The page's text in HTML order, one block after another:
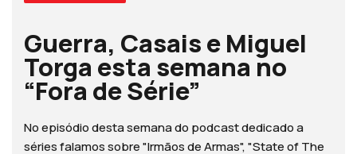
Guerra, Casais e Miguel
Torga esta semana no
“Fora de Série”
No episódio desta semana do podcast dedicado a
séries falamos sobre "Irmãos de Armas", "State of The